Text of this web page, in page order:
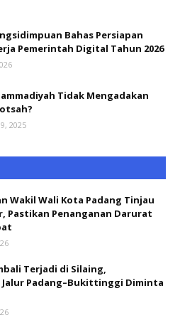
Bahas Persiapan
Pemerintah Digital Tahun 2026
Tidak Mengadakan
2025
Wakil Wali Kota Padang Tinjau
Pastikan Penanganan Darurat
Terjadi di Silaing,
Jalur Padang–Bukittinggi Diminta